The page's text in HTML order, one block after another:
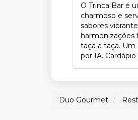
O Trinca Bar é
charmoso e
sabores
harmonizações
taça a taça.
por IA.
Duo Gourmet